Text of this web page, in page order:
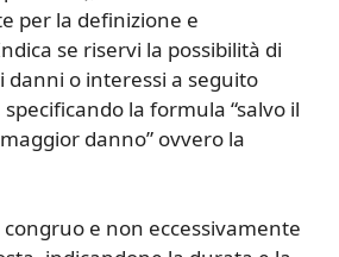
per la definizione e
se riservi la possibilità di
o interessi a seguito
la formula “salvo il
danno” ovvero la
e non eccessivamente